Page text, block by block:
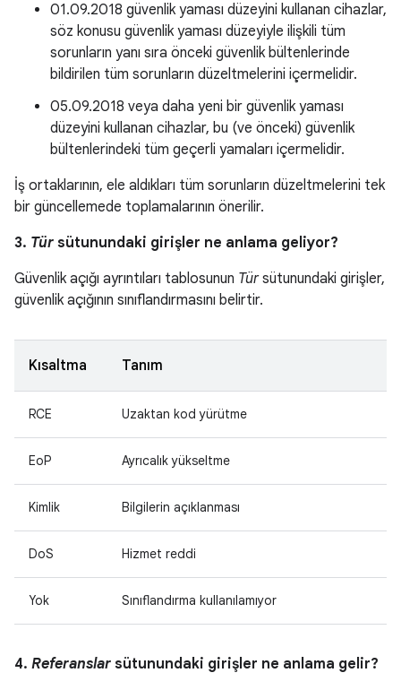
01.09.2018 güvenlik yaması düzeyini kullanan cihazlar,
söz konusu güvenlik yaması düzeyiyle ilişkili tüm
sorunların yanı sıra önceki güvenlik bültenlerinde
bildirilen tüm sorunların düzeltmelerini içermelidir.
05.09.2018 veya daha yeni bir güvenlik yaması
düzeyini kullanan cihazlar, bu (ve önceki) güvenlik
bültenlerindeki tüm geçerli yamaları içermelidir.
İş ortaklarının, ele aldıkları tüm sorunların düzeltmelerini tek
bir güncellemede toplamalarının önerilir.
3. Tür sütunundaki girişler ne anlama geliyor?
Güvenlik açığı ayrıntıları tablosunun Türsütunundaki girişler,
güvenlik açığının sınıflandırmasını belirtir.
Kısaltma Tanım
RCE Uzaktan kod yürütme
EoP Ayrıcalık yükseltme
Kimlik Bilgilerin açıklanması
DoS Hizmet reddi
Yok Sınıflandırma kullanılamıyor
4. Referanslar sütunundaki girişler ne anlama gelir?